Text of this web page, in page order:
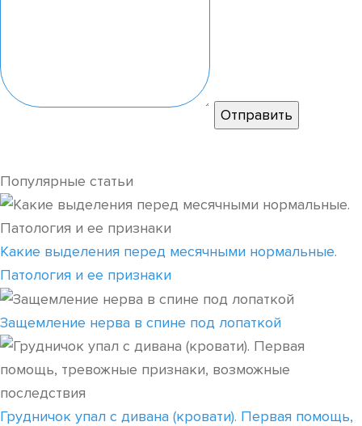
Популярные статьи
Какие выделения перед месячными нормальные.
Патология и ее признаки
Защемление нерва в спине под лопаткой
Грудничок упал с дивана (кровати). Первая помощь,